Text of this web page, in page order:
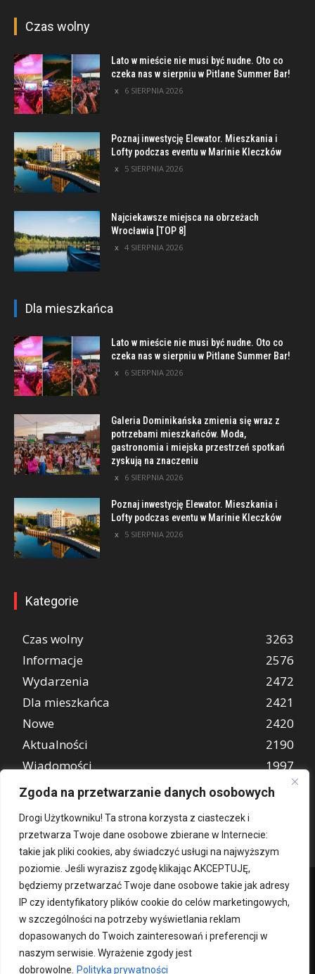
Zgoda na przetwarzanie danych osobowych
Drogi Użytkowniku! Ta strona korzysta z ciasteczek i
przetwarza Twoje dane osobowe zbierane w Internecie:
takie jak pliki cookies, aby świadczyć usługi na najwyższym
poziomie. Jeśli wyrazisz zgodę klikając AKCEPTUJĘ,
będziemy przetwarzać Twoje dane osobowe takie jak adresy
IP czy identyfikatory plików cookie do celów marketingowych,
w szczególności na potrzeby wyświetlania reklam
dopasowanych do Twoich zainteresowań i preferencji w
naszym serwisie. Wyrażenie zgody jest
dobrowolne.
Polityka prywatności
Czas wolny
Lato w mieście nie musi być nudne. Oto co
czeka nas w sierpniu w Pitlane Summer Bar!
6 SIERPNIA 2026
Poznaj inwestycję Elewator. Mieszkania i
Lofty podczas eventu w Marinie Kleczków
5 SIERPNIA 2026
Najciekawsze miejsca na obrzeżach
Wrocławia [TOP 8]
4 SIERPNIA 2026
Dla mieszkańca
Lato w mieście nie musi być nudne. Oto co
czeka nas w sierpniu w Pitlane Summer Bar!
6 SIERPNIA 2026
Galeria Dominikańska zmienia się wraz z
potrzebami mieszkańców. Moda,
gastronomia i miejska przestrzeń spotkań
zyskują na znaczeniu
6 SIERPNIA 2026
Poznaj inwestycję Elewator. Mieszkania i
Lofty podczas eventu w Marinie Kleczków
5 SIERPNIA 2026
Kategorie
Czas wolny
3263
Informacje
2576
Wydarzenia
2472
Dla mieszkańca
2421
Nowe
2420
Aktualności
2190
Wiadomości
1997
REKLAMA
849
Kontakt O nas Patronat medialny